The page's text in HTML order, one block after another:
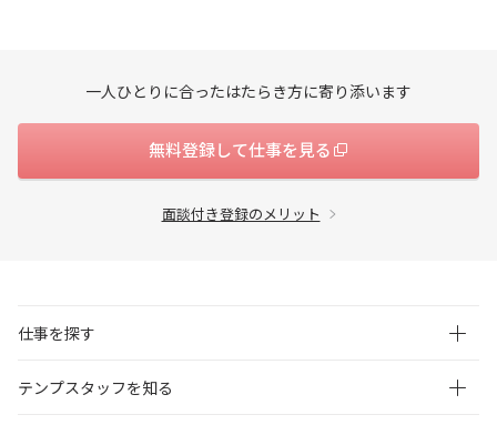
一人ひとりに合ったはたらき方に寄り添います
無料登録して仕事を見る
面談付き登録のメリット
仕事を探す
テンプスタッフを知る